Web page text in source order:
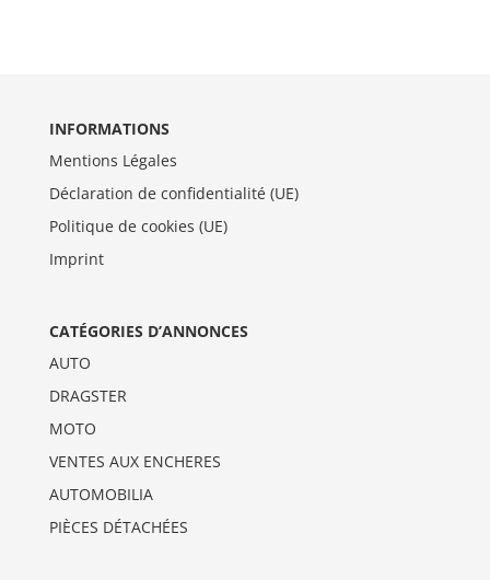
INFORMATIONS
Mentions Légales
Déclaration de confidentialité (UE)
Politique de cookies (UE)
Imprint
CATÉGORIES D’ANNONCES
AUTO
DRAGSTER
MOTO
VENTES AUX ENCHERES
AUTOMOBILIA
PIÈCES DÉTACHÉES